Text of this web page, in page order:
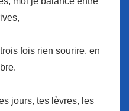
fois rien sourire, en
jours, tes lèvres, les